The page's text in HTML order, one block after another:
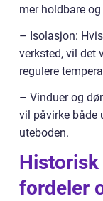
mer holdbare
– Isolasjon:
verksted, vil det
regulere
– Vinduer og
vil påvirke både
uteboden.
fordeler